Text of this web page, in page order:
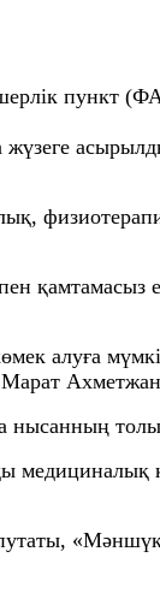
жүзеге
қамтамасыз
алуға
Марат